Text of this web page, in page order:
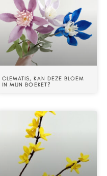
CLEMATIS, KAN DEZE BLOEM
IN MIJN BOEKET?